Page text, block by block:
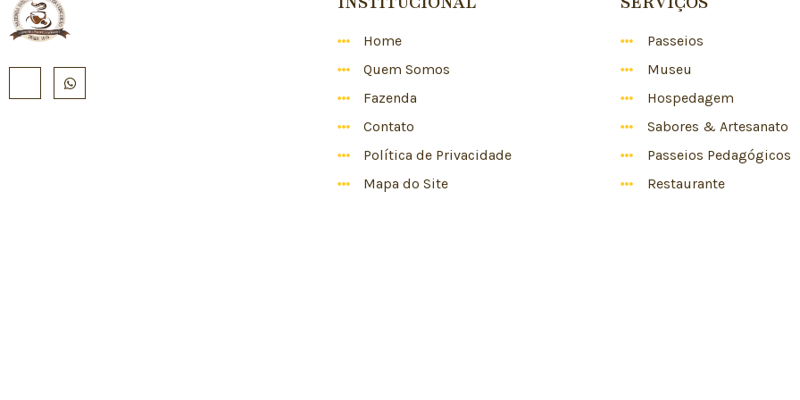
Home
Quem Somos
Fazenda
Contato
Política de Privacidade
Mapa do Site
Passeios
Museu
Hospedagem
Sabores & Artesanato
Passeios Pedagógicos
Restaurante